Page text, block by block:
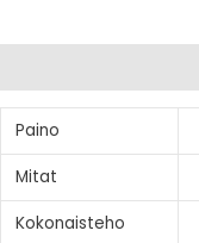
Paino
Mitat
Kokonaisteho